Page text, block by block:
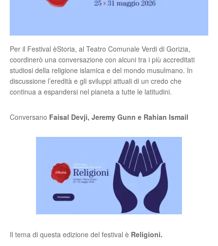
Per il Festival èStoria, al Teatro Comunale Verdi di Gorizia,
coordinerò una conversazione con alcuni tra i più accreditati
studiosi della religione islamica e del mondo musulmano. In
discussione l’eredità e gli sviluppi attuali di un credo che
continua a espandersi nel pianeta a tutte le latitudini.
Conversano Faisal Devji, Jeremy Gunn e Rahian Ismail
Il tema di questa edizione del festival è Religioni.